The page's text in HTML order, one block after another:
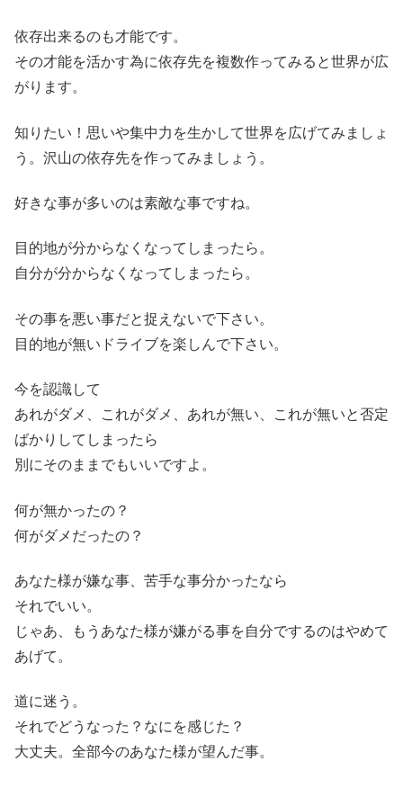
依存出来るのも才能です。
その才能を活かす為に依存先を複数作ってみると世界が広
がります。
知りたい！思いや集中力を生かして世界を広げてみましょ
う。沢山の依存先を作ってみましょう。
好きな事が多いのは素敵な事ですね。
目的地が分からなくなってしまったら。
自分が分からなくなってしまったら。
その事を悪い事だと捉えないで下さい。
目的地が無いドライブを楽しんで下さい。
今を認識して
あれがダメ、これがダメ、あれが無い、これが無いと否定
ばかりしてしまったら
別にそのままでもいいですよ。
何が無かったの？
何がダメだったの？
あなた様が嫌な事、苦手な事分かったなら
それでいい。
じゃあ、もうあなた様が嫌がる事を自分でするのはやめて
あげて。
道に迷う。
それでどうなった？なにを感じた？
大丈夫。全部今のあなた様が望んだ事。